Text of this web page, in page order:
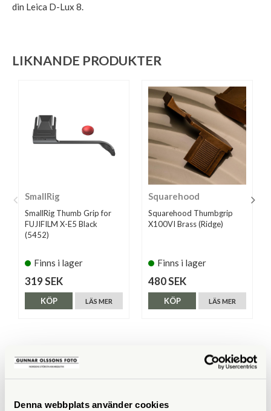
Denna webbplats använder cookies
din Leica D-Lux 8.
LIKNANDE PRODUKTER
SmallRig
SmallRig Thumb Grip for
FUJIFILM X-E5 Black
(5452)
Finns i lager
319 SEK
LÄS MER
KÖP
Squarehood
Squarehood Thumbgrip
X100VI Brass (Ridge)
Finns i lager
480 SEK
LÄS MER
KÖP